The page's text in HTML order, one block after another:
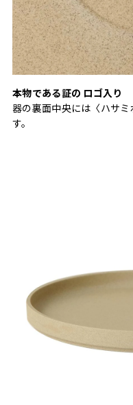
本物である証の ロゴ入り
器の裏面中央には〈ハサ
す。